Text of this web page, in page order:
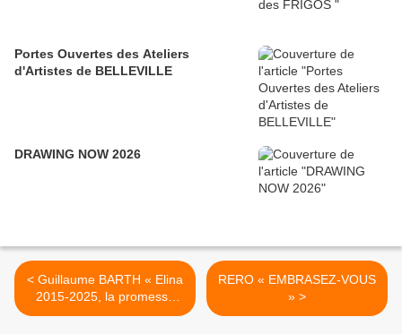
Portes Ouvertes des Ateliers
d'Artistes de BELLEVILLE
DRAWING NOW 2026
< Guillaume BARTH « Elina
2015-2025, la promesse
aux Aymaras »
RERO « EMBRASEZ-VOUS
» >